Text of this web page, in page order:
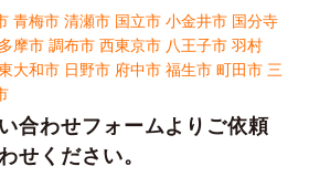
青梅市 清瀬市 国立市 小金井市 国分寺
多摩市 調布市 西東京市 八王子市 羽村
大和市 日野市 府中市 福生市 町田市 三
合わせフォームよりご依頼
せください。